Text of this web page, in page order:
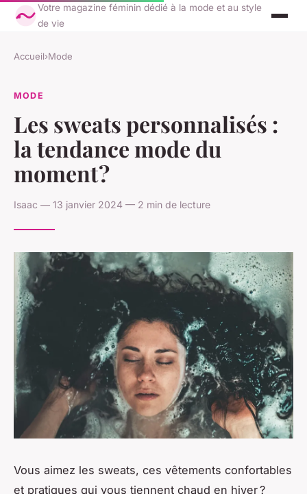
Votre magazine féminin dédié à la mode et au style
de vie
Accueil›Mode
MODE
Les sweats personnalisés :
la tendance mode du
moment ?
Isaac — 13 janvier 2024 — 2 min de lecture
Vous aimez les sweats, ces vêtements confortables
et pratiques qui vous tiennent chaud en hiver ?